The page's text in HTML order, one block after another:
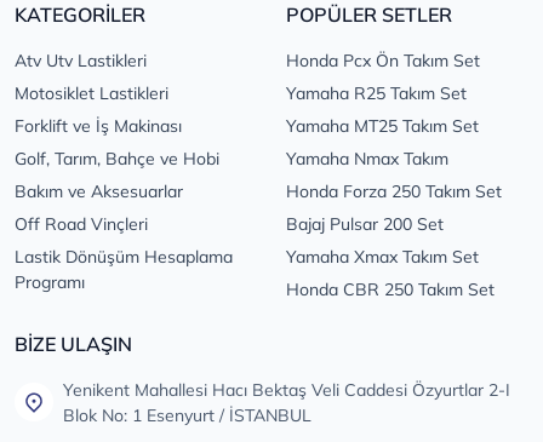
KATEGORİLER
Atv Utv Lastikleri
Motosiklet Lastikleri
Forklift ve İş Makinası
Golf, Tarım, Bahçe ve Hobi
Bakım ve Aksesuarlar
Off Road Vinçleri
Lastik Dönüşüm Hesaplama
Programı
POPÜLER SETLER
Honda Pcx Ön Takım Set
Yamaha R25 Takım Set
Yamaha MT25 Takım Set
Yamaha Nmax Takım
Honda Forza 250 Takım Set
Bajaj Pulsar 200 Set
Yamaha Xmax Takım Set
Honda CBR 250 Takım Set
BİZE ULAŞIN
Yenikent Mahallesi Hacı Bektaş Veli Caddesi Özyurtlar 2-I
Blok No: 1 Esenyurt / İSTANBUL